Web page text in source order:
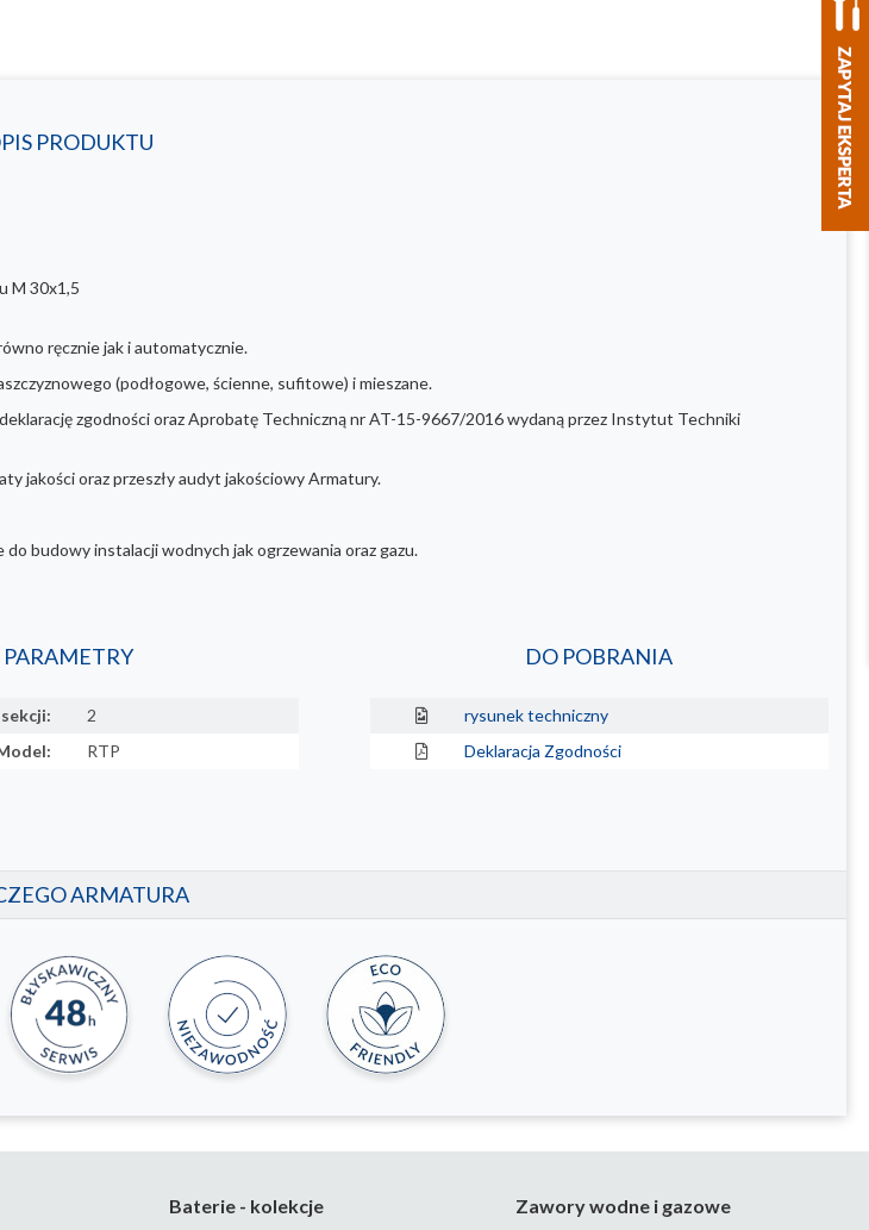
PRODUKTU
M 30x1,5
ręcznie jak i automatycznie.
(podłogowe, ścienne, sufitowe) i mieszane.
zgodności oraz Aprobatę Techniczną nr AT-15-9667/2016 wydaną przez Instytut Techniki
jakości oraz przeszły audyt jakościowy Armatury.
budowy instalacji wodnych jak ogrzewania oraz gazu.
PARAMETRY
2
RTP
DO POBRANIA
rysunek techniczny
Deklaracja Zgodności
ARMATURA
Baterie - kolekcje Zawory wodne i gazowe